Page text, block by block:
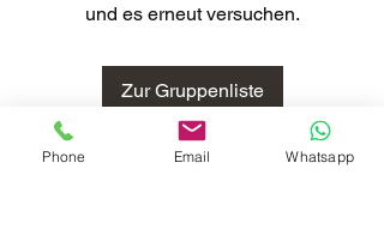
und es erneut versuchen.
Zur Gruppenliste
Phone Email Whatsapp